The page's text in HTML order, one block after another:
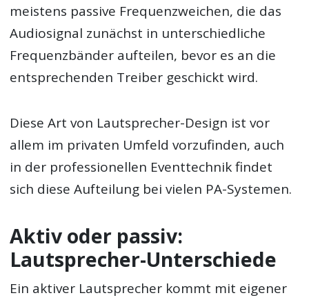
meistens passive Frequenzweichen, die das
Audiosignal zunächst in unterschiedliche
Frequenzbänder aufteilen, bevor es an die
entsprechenden Treiber geschickt wird.
Diese Art von Lautsprecher-Design ist vor
allem im privaten Umfeld vorzufinden, auch
in der professionellen Eventtechnik findet
sich diese Aufteilung bei vielen PA-Systemen.
Aktiv oder passiv:
Lautsprecher-Unterschiede
Ein aktiver Lautsprecher kommt mit eigener